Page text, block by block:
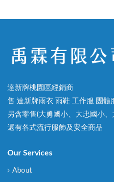
達新牌桃園區經銷商
售 達新牌雨衣 雨鞋 工作服 團體
另含零售(大勇國小、大忠國小
還有各式流行服飾及安全商品
Our Services
About